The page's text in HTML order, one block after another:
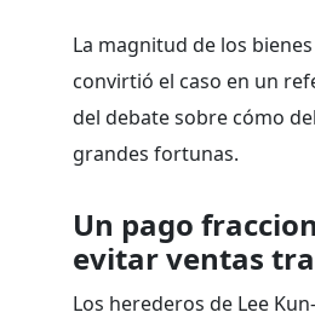
La magnitud de los
convirtió el caso en un
del debate sobre cómo
grandes fortunas.
Un pago
evitar ventas
Los herederos de Lee